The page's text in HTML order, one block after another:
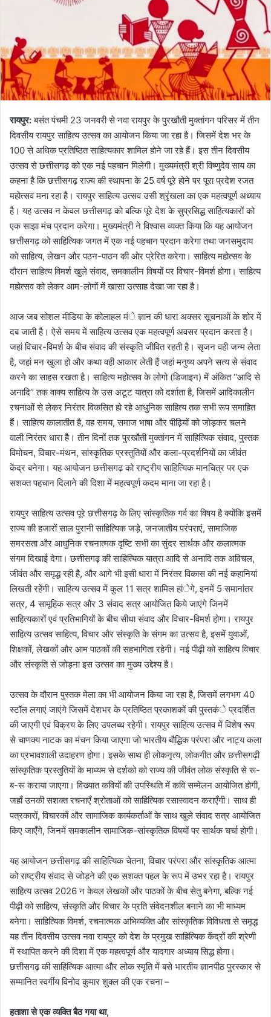
रायपुर:बसंत पंचमी 23 जनवरी से नवा रायपुर के पुरखौती मुक्तांगन परिसर में तीन
दिवसीय रायपुर साहित्य उत्सव का आयोजन किया जा रहा है। जिसमें देश भर के
100 से अधिक प्रतिष्ठित साहित्यकार शामिल होने जा रहे हैं। इस तीन दिवसीय
उत्सव से छत्तीसगढ़ को एक नई पहचान मिलेगी। मुख्यमंत्री श्री विष्णुदेव साय का
कहना है कि छत्तीसगढ़ राज्य की स्थापना के 25 वर्ष पूरे होने पर पूरा प्रदेश रजत
महोत्सव मना रहा है। रायपुर साहित्य उत्सव उसी श्रृंखला का एक महत्वपूर्ण अध्याय
है। यह उत्सव न केवल छत्तीसगढ़ को बल्कि पूरे देश के सुप्रसिद्ध साहित्यकारों को
एक साझा मंच प्रदान करेगा। मुख्यमंत्री ने विश्वास व्यक्त किया कि यह आयोजन
छत्तीसगढ़ को साहित्यिक जगत में एक नई पहचान प्रदान करेगा तथा जनसमुदाय
को साहित्य, लेखन और पठन-पाठन की ओर प्रेरित करेगा। साहित्य महोत्सव के
दौरान साहित्य विमर्श खुले संवाद, समकालीन विषयों पर विचार-विमर्श होगा। साहित्य
महोत्सव को लेकर आम-लोगों में खासा उत्साह देखा जा रहा है।
आज जब सोशल मीडिया के कोलाहल मंे ज्ञान की धारा अक्सर सूचनाओं के शोर में
दब जाती है। ऐसे समय में साहित्य उत्सव एक महत्वपूर्ण अवसर प्रदान करता है।
जहां विचार-विमर्श के बीच संवाद की संस्कृति जीवित रहती है। सृजन वही जन्म लेता
है, जहां मन खुला हो और कथा वही आकार लेती हैं जहां मनुष्य अपने सत्य से संवाद
करने का साहस रखता है। साहित्य महोत्सव के लोगो (डिजाइन) में अंकित ‘‘आदि से
अनादि’’ तक वाक्य साहित्य के उस अटूट यात्रा को दर्शाता है, जिसमें आदिकालीन
रचनाओं से लेकर निरंतर विकसित हो रहे आधुनिक साहित्य तक सभी रूप समाहित
हैं। साहित्य कालातीत है, वह समय, समाज भाषा और पीढ़ियों को जोड़कर चलने
वाली निरंतर धारा हैै। तीन दिनों तक पुरखौती मुक्तांगन में साहित्यिक संवाद, पुस्तक
विमोचन, विचार-मंथन, सांस्कृतिक प्रस्तुतियों और कला-प्रदर्शनियों का जीवंत
केंद्र बनेगा। यह आयोजन छत्तीसगढ़ को राष्ट्रीय साहित्यिक मानचित्र पर एक
सशक्त पहचान दिलाने की दिशा में महत्वपूर्ण कदम माना जा रहा है।
रायपुर साहित्य उत्सव पूरे छत्तीसगढ़ के लिए सांस्कृतिक गर्व का विषय है क्योंकि इसमें
राज्य की हजारों साल पुरानी साहित्यिक जड़े, जनजातीय परंपराएं, सामाजिक
समरसता और आधुनिक रचनात्मक दृष्टि सभी का सुंदर सार्थक और कलात्मक
संगम दिखाई देगा। छत्तीसगढ़ की साहित्यिक यात्रा आदि से अनादि तक अविचल,
जीवंत और समृद्ध रही है, और आगे भी इसी धारा में निरंतर विकास की नई कहानियां
लिखती रहेंगी। साहित्य उत्सव में कुल 11 सत्र शामिल हांेगे, इनमें 5 समानांतर
सत्र, 4 सामूहिक सत्र और 3 संवाद सत्र आयोजित किये जाएंगे जिनमें
साहित्यकारों एवं प्रतिभागियों के बीच सीधा संवाद और विचार-विमर्श होगा। रायपुर
साहित्य उत्सव साहित्य, विचार और संस्कृति के संगम का उत्सव है, इसमें युवाओं,
शिक्षकों, लेखकों और आम पाठकों की सहभागिता रहेगी। नई पीढ़ी को साहित्य विचार
और संस्कृति से जोड़ना इस उत्सव का मुख्य उद्देश्य है।
उत्सव के दौरान पुस्तक मेला का भी आयोजन किया जा रहा है, जिसमें लगभग 40
स्टॉल लगाएं जाएंगे जिसमें देशभर के प्रतिष्ठित प्रकाशकों की पुस्तकंे प्रदर्शित
की जाएगी एवं विक्रय के लिए उपलब्ध रहेगी। रायपुर साहित्य उत्सव में विशेष रूप
से चाणक्य नाटक का मंचन किया जाएगा जो भारतीय बौद्धिक परंपरा और नाट्य कला
का प्रभावशाली उदाहरण होगा। इसके साथ ही लोकनृत्य, लोकगीत और छत्तीसगढ़ी
सांस्कृतिक प्रस्तुतियों के माध्यम से दर्शको को राज्य की जीवंत लोक संस्कृति से रू-
ब-रू कराया जाएगा। विख्यात कवियों की उपस्थिति में कवि सम्मेलन आयोजित होगी,
जहाँ उनकी सशक्त रचनाएँ श्रोताओं को साहित्यिक रसास्वादन कराएँगी। साथ ही
पत्रकारों, विचारकों और सामाजिक कार्यकर्ताओं के साथ खुले संवाद सत्र आयोजित
किए जाएँगे, जिनमें समकालीन सामाजिक-सांस्कृतिक विषयों पर सार्थक चर्चा होगी।
यह आयोजन छत्तीसगढ़ की साहित्यिक चेतना, विचार परंपरा और सांस्कृतिक आत्मा
को राष्ट्रीय संवाद से जोड़ने की एक सशक्त पहल के रूप में उभर रहा है। रायपुर
साहित्य उत्सव 2026 न केवल लेखकों और पाठकों के बीच सेतु बनेगा, बल्कि नई
पीढ़ी को साहित्य, संस्कृति और विचार के प्रति संवेदनशील बनाने का भी माध्यम
बनेगा। साहित्यिक विमर्श, रचनात्मक अभिव्यक्ति और सांस्कृतिक विविधता से समृद्ध
यह तीन दिवसीय उत्सव नवा रायपुर को देश के प्रमुख साहित्यिक केंद्रों की श्रेणी
में स्थापित करने की दिशा में एक महत्वपूर्ण और यादगार अध्याय सिद्ध होगा।
छत्तीसगढ़ की साहित्यिक आत्मा और लोक स्मृति में बसे भारतीय ज्ञानपीठ पुरस्कार से
सम्मानित स्वर्गीय विनोद कुमार शुक्ल की एक रचना –
हताशा से एक व्यक्ति बैठ गया था,